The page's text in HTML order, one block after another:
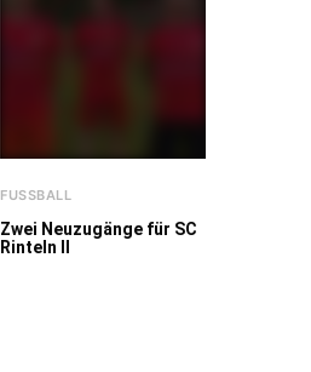
FUSSBALL
Zwei Neuzugänge für SC
Rinteln II